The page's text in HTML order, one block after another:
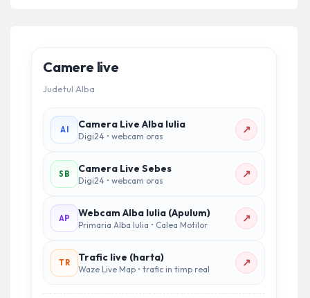
Camere live
Judetul Alba
AI Camera Live Alba Iulia
Digi24 • webcam oras ↗
SB Camera Live Sebes
Digi24 • webcam oras ↗
AP Webcam Alba Iulia (Apulum)
Primaria Alba Iulia • Calea Motilor ↗
TR Trafic live (harta)
Waze Live Map • trafic in timp real ↗